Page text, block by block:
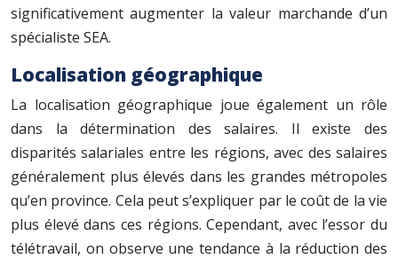
significativement augmenter la valeur marchande d’un
spécialiste SEA.
Localisation géographique
La localisation géographique joue également un rôle
dans la détermination des salaires. Il existe des
disparités salariales entre les régions, avec des salaires
généralement plus élevés dans les grandes métropoles
qu’en province. Cela peut s’expliquer par le coût de la vie
plus élevé dans ces régions. Cependant, avec l’essor du
télétravail, on observe une tendance à la réduction des